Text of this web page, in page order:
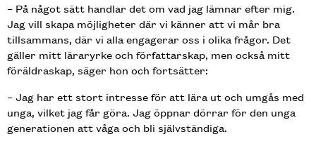
– På något sätt handlar det om vad jag lämnar efter mig.
Jag vill skapa möjligheter där vi känner att vi mår bra
tillsammans, där vi alla engagerar oss i olika frågor. Det
gäller mitt läraryrke och författarskap, men också mitt
föräldraskap, säger hon och fortsätter:
– Jag har ett stort intresse för att lära ut och umgås med
unga, vilket jag får göra. Jag öppnar dörrar för den unga
generationen att våga och bli självständiga.